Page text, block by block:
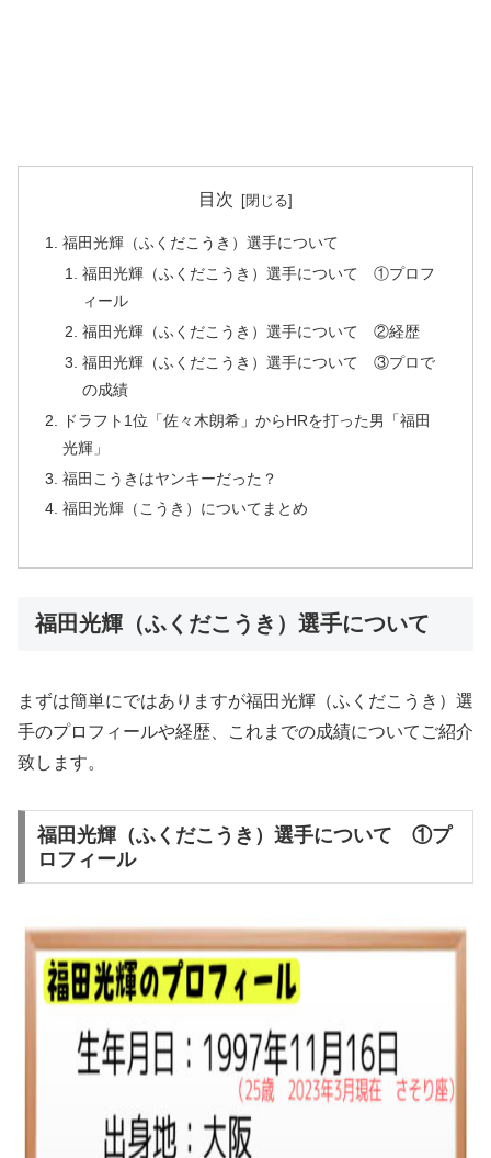
目次
福田光輝（ふくだこうき）選手について
福田光輝（ふくだこうき）選手について ①プロフ
ィール
福田光輝（ふくだこうき）選手について ②経歴
福田光輝（ふくだこうき）選手について ③プロで
の成績
ドラフト1位「佐々木朗希」からHRを打った男「福田
光輝」
福田こうきはヤンキーだった？
福田光輝（こうき）についてまとめ
福田光輝（ふくだこうき）選手について
まずは簡単にではありますが福田光輝（ふくだこうき）選
手のプロフィールや経歴、これまでの成績についてご紹介
致します。
福田光輝（ふくだこうき）選手について ①プ
ロフィール